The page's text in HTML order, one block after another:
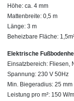
Höhe: ca. 4 mm
Mattenbreite: 0,5 m
Länge: 3 m
Beheizbare Fläche:
Elektrische
Einsatzbereich: Fliesen,
Spannung: 230 V 50Hz
Min. Biegeradius: 25 mm
Leistung pro m²: 150 W/